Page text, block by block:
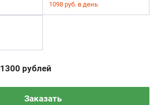
1098 руб. в день
1300 рублей
Заказать